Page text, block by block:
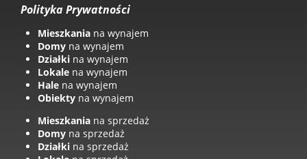
Polityka Prywatności
Mieszkania na wynajem
Domy na wynajem
Działki na wynajem
Lokale na wynajem
Hale na wynajem
Obiekty na wynajem
Mieszkania na sprzedaż
Domy na sprzedaż
Działki na sprzedaż